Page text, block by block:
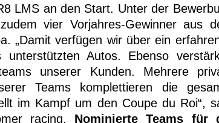
LMS an den Start. Unter der
vier Vorjahres-Gewinner aus
„Damit verfügen wir über ein
Autos. Ebenso
unserer Kunden. Mehrere
Teams komplettieren die
im Kampf um den Coupe du Roi“,
racing. Nominierte Teams für